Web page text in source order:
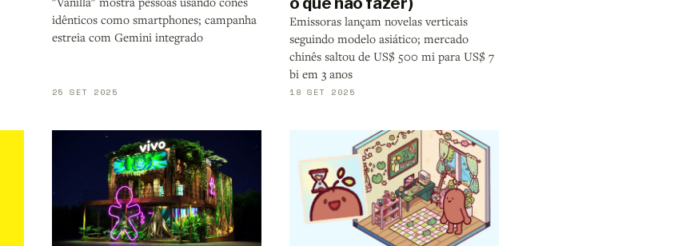
idênticos como smartphones; campanha
estreia com Gemini integrado
25 SET 2025
Emissoras lançam novelas verticais
seguindo modelo asiático; mercado
chinês saltou de US$ 500 mi para US$ 7
bi em 3 anos
18 SET 2025